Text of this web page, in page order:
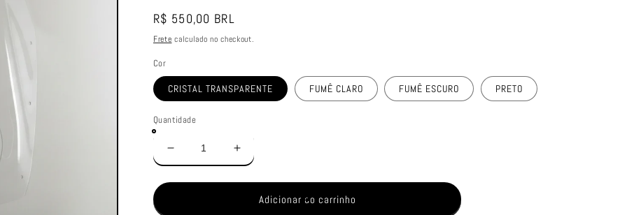
Preço
normal
R$ 550,00 BRL
Frete calculado no checkout.
Cor
CRISTAL TRANSPARENTE FUMÊ CLARO FUMÊ ESCURO PRETO
Quantidade
Diminuir
a
quantidade
Aumentar
a
quantidade
Adicionar ao carrinho